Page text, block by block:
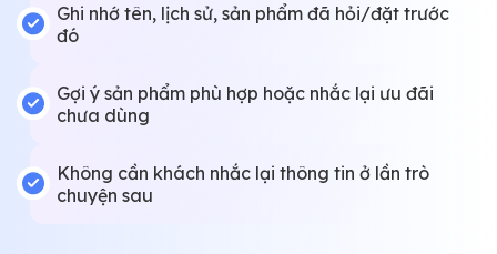
Ghi nhớ tên, lịch sử, sản phẩm đã hỏi/đặt trước
đó
Gợi ý sản phẩm phù hợp hoặc nhắc lại ưu đãi
chưa dùng
Không cần khách nhắc lại thông tin ở lần trò
chuyện sau